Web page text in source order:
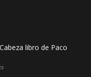
libro de Paco